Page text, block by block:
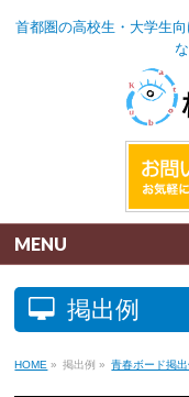
首都圏の高校生・大学生
MENU
掲出例
HOME » 掲出例 » 青春ボード掲出